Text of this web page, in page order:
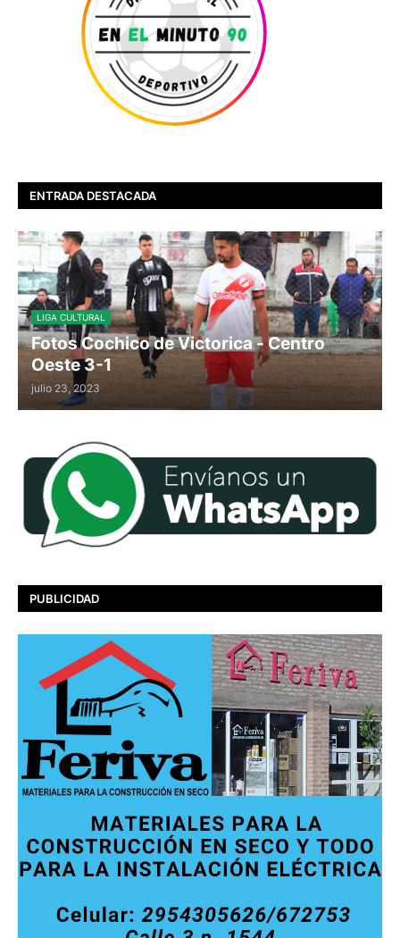
ENTRADA DESTACADA
LIGA CULTURAL
Fotos Cochico de Victorica - Centro
Oeste 3-1
julio 23, 2023
PUBLICIDAD